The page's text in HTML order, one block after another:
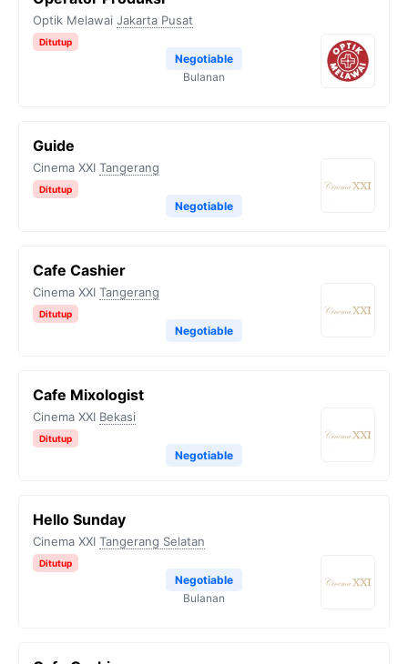
Optik Melawai Jakarta Pusat
Ditutup
Negotiable
Bulanan
Guide
Cinema XXI Tangerang
Ditutup
Negotiable
Cafe Cashier
Cinema XXI Tangerang
Ditutup
Negotiable
Cafe Mixologist
Cinema XXI Bekasi
Ditutup
Negotiable
Hello Sunday
Cinema XXI Tangerang Selatan
Ditutup
Negotiable
Bulanan